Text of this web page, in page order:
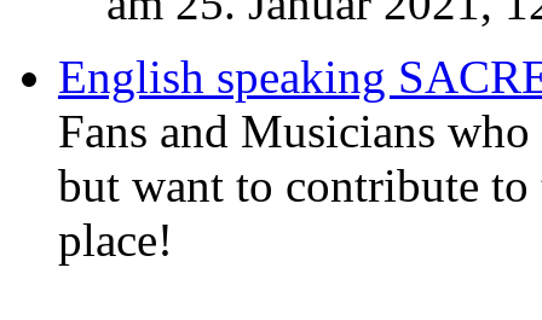
English speaking
Fans and Musicians
but want to contribute to
place!